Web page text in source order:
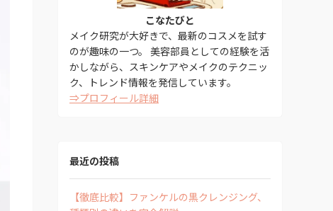
こなたびと
メイク研究が大好きで、最新のコスメを試す
のが趣味の一つ。 美容部員としての経験を活
かしながら、スキンケアやメイクのテクニッ
ク、トレンド情報を発信しています。
⇒プロフィール詳細
最近の投稿
【徹底比較】ファンケルの黒クレンジング、